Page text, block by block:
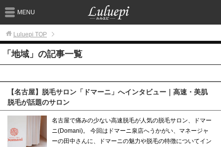
MENU
Luluepi TOP
「地域」の記事一覧
【名古屋】脱毛サロン「ドマーニ」へインタビュー｜高速・美肌
脱毛が話題のサロン
名古屋で痛みの少ない高速脱毛が人気の脱毛サロン、ドマー
ニ(Domani)。 今回はドマーニ泉店へうかがい、マネージャ
ーの田中さんに、ドマーニの魅力や脱毛の特徴についてイン